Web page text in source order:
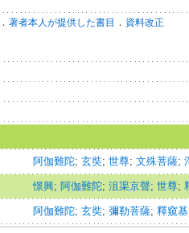
． 著者本人が提供した書目 ． 資料改正
阿伽難陀; 玄奘; 世尊; 文殊菩薩;
憬興; 阿伽難陀; 沮渠京聲; 世尊;
阿伽難陀; 玄奘; 彌勒菩薩; 釋窺基